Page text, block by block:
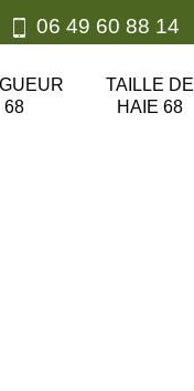
06 49 60 88 14
68
TAILLE DE
HAIE 68